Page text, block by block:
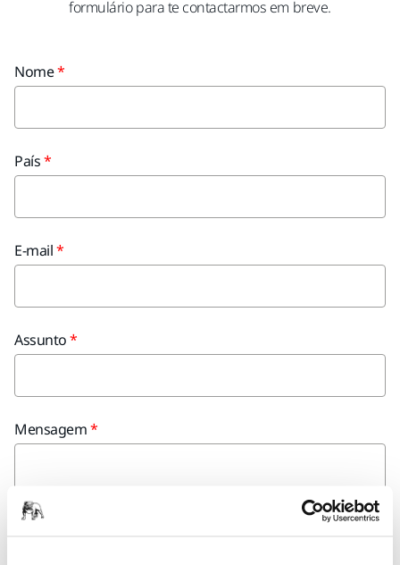
formulário para te contactarmos em breve.
Nome
País
E-mail
Assunto
Mensagem